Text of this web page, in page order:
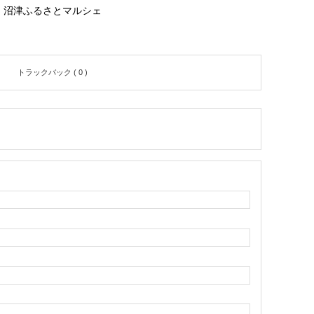
沼津ふるさとマルシェ
トラックバック ( 0 )